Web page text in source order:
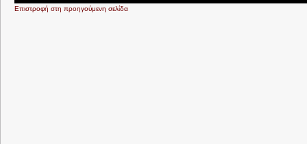
Επιστροφή στη προηγούμενη σελίδα